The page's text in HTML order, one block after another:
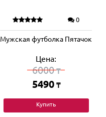
0
Мужская футболка Пятачок
Цена:
6000₸
5490 ₸
Купить